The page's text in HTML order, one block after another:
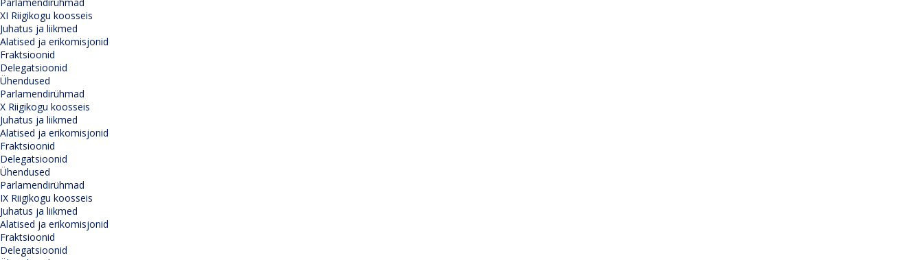
XI Riigikogu koosseis
Juhatus ja liikmed
Alatised ja erikomisjonid
Fraktsioonid
Delegatsioonid
Ühendused
Parlamendirühmad
X Riigikogu koosseis
Juhatus ja liikmed
Alatised ja erikomisjonid
Fraktsioonid
Delegatsioonid
Ühendused
Parlamendirühmad
IX Riigikogu koosseis
Juhatus ja liikmed
Alatised ja erikomisjonid
Fraktsioonid
Delegatsioonid